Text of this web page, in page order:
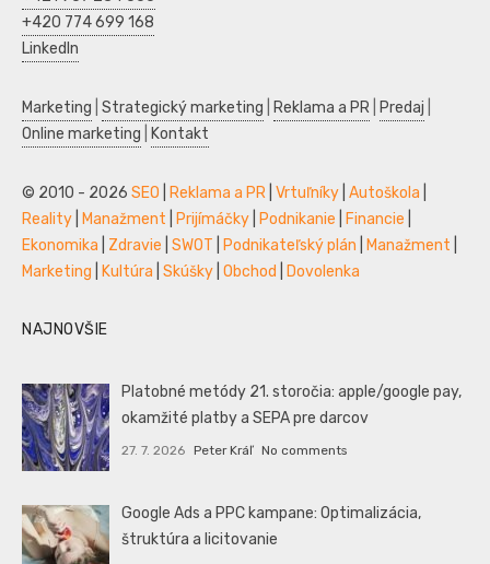
+420 774 699 168
LinkedIn
Marketing Strategický marketing Reklama a PR Predaj
Online marketing
Kontakt
© 2010 - 2026 SEO Reklama a PR Vrtuľníky Autoškola
Reality
Manažment Prijímáčky Podnikanie Financie
Ekonomika
Zdravie SWOT Podnikateľský plán Manažment
Marketing
Kultúra Skúšky Obchod Dovolenka
NAJNOVŠIE
Platobné metódy 21. storočia: apple/google pay,
okamžité platby a SEPA pre darcov
27. 7. 2026 Peter Kráľ No comments
Google Ads a PPC kampane: Optimalizácia,
štruktúra a licitovanie